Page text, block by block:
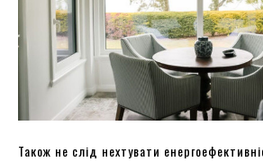
Також не слід нехтувати